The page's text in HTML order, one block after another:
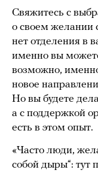
Свяжитесь с
о своем желании
нет отделения в
именно вы
возможно,
новое
Но вы будете
а с поддержкой
есть в этом опыт.
«Часто люди,
собой дыры“: тут